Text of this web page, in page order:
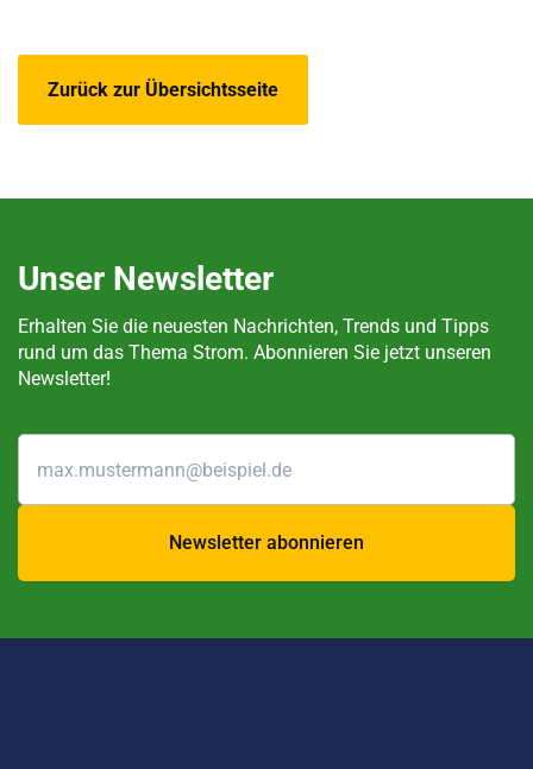
Zurück zur Übersichtsseite
Unser Newsletter
Erhalten Sie die neuesten Nachrichten, Trends und Tipps
rund um das Thema Strom. Abonnieren Sie jetzt unseren
Newsletter!
Newsletter abonnieren